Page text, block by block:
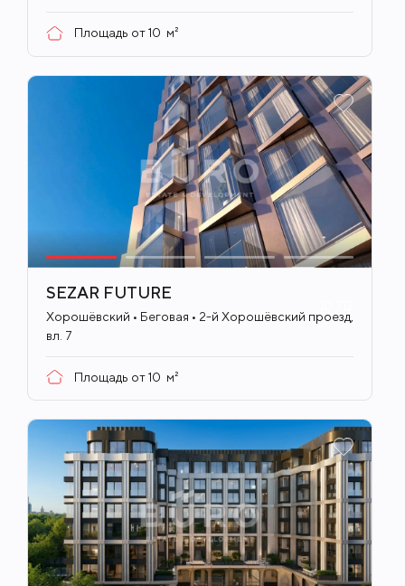
Площадь от10 м²
SEZAR FUTURE
Хорошёвский • Беговая • 2-й Хорошёвский проезд,
вл. 7
Площадь от10 м²